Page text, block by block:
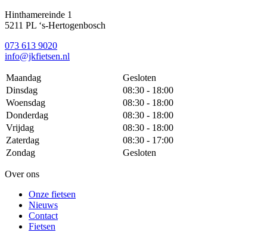
Hinthamereinde 1
5211 PL ‘s-Hertogenbosch
073 613 9020
info@jkfietsen.nl
Maandag
Gesloten
Dinsdag
08:30 - 18:00
Woensdag
08:30 - 18:00
Donderdag
08:30 - 18:00
Vrijdag
08:30 - 18:00
Zaterdag
08:30 - 17:00
Zondag
Gesloten
Over ons
Onze fietsen
Nieuws
Contact
Fietsen